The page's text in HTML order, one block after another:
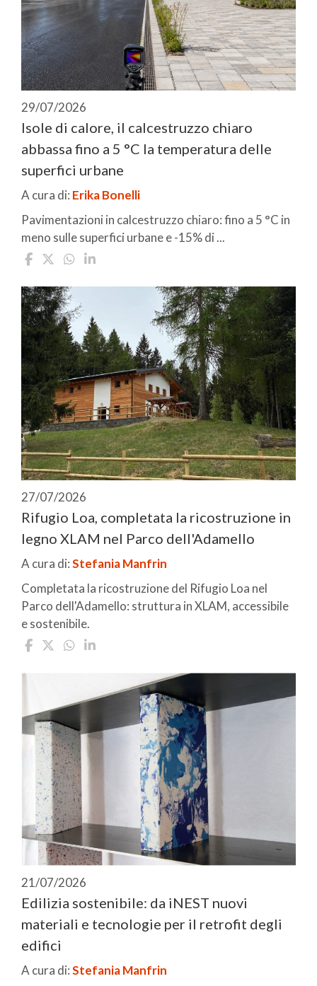
29/07/2026
Isole di calore, il calcestruzzo chiaro
abbassa fino a 5 °C la temperatura delle
superfici urbane
A cura di: Erika Bonelli
Pavimentazioni in calcestruzzo chiaro: fino a 5 °C in
meno sulle superfici urbane e -15% di ...
27/07/2026
Rifugio Loa, completata la ricostruzione in
legno XLAM nel Parco dell'Adamello
A cura di:Stefania Manfrin
Completata la ricostruzione del Rifugio Loa nel
Parco dell'Adamello: struttura in XLAM, accessibile
e sostenibile.
21/07/2026
Edilizia sostenibile: da iNEST nuovi
materiali e tecnologie per il retrofit degli
edifici
A cura di:Stefania Manfrin